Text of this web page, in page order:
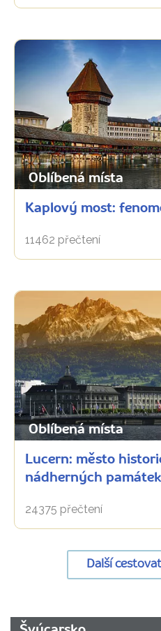
Oblíbená místa
Kaplový most:
11462 přečtení
Oblíbená místa
Lucern: město
nádherných
24375 přečtení
Další
URL